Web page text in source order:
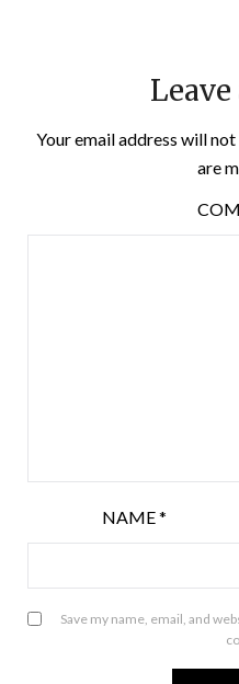
Your email address will
are
NAME*
Save my name, email, and